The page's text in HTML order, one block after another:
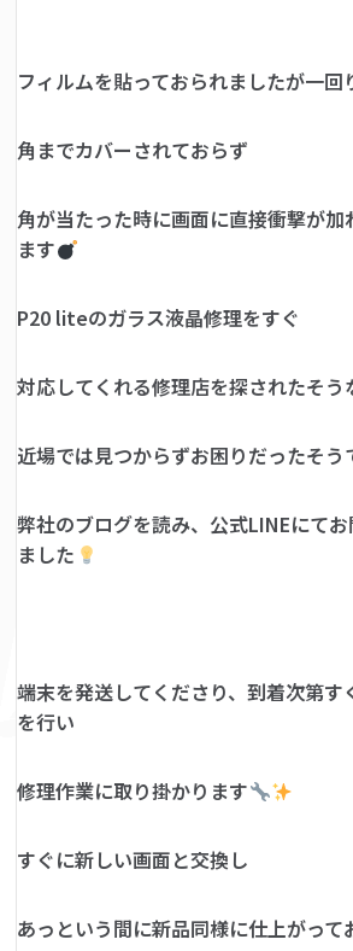
フィルムを貼っておられましたが一回
角までカバーされておらず
角が当たった時に画面に直接衝撃が
ます
P20 liteのガラス液晶修理をすぐ
対応してくれる修理店を探されたそう
近場では見つからずお困りだったそう
弊社のブログを読み、公式LINEにて
ました
端末を発送してくださり、到着次第す
を行い
修理作業に取り掛かります
すぐに新しい画面と交換し
あっという間に新品同様に仕上がって